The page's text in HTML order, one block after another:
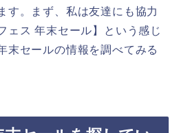
す。まず、私は友達にも協力
ェス 年末セール】という感じ
末セールの情報を調べてみる